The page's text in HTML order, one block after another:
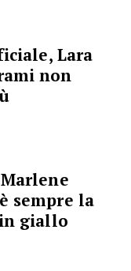
Lara
non
sempre la
giallo